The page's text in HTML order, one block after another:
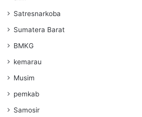
Satresnarkoba
Sumatera Barat
BMKG
kemarau
Musim
pemkab
Samosir